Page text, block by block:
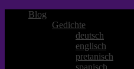
Blog
Gedichte
deutsch
englisch
pretanisch
spanisch